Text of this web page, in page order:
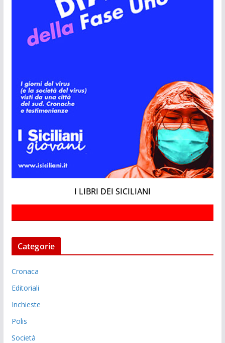
I LIBRI DEI SICILIANI
Categorie
Cronaca
Editoriali
Inchieste
Polis
Società